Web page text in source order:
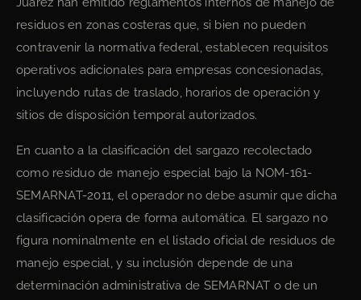
residuos en zonas costeras que, si bien no pueden
contravenir la normativa federal, establecen requisitos
operativos adicionales para empresas concesionadas,
incluyendo rutas de traslado, horarios de operación y
sitios de disposición temporal autorizados.
En cuanto a la clasificación del sargazo recolectado
como residuo de manejo especial bajo la NOM-161-
SEMARNAT-2011, el operador no debe asumir que dicha
clasificación opera de forma automática. El sargazo no
figura nominalmente en el listado oficial de residuos de
manejo especial, y su inclusión depende de una
determinación administrativa de SEMARNAT o de un